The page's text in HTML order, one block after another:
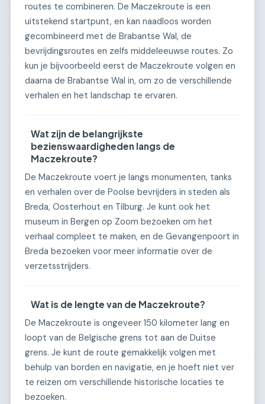
routes te combineren. De Maczekroute is een
uitstekend startpunt, en kan naadloos worden
gecombineerd met de Brabantse Wal, de
bevrijdingsroutes en zelfs middeleeuwse routes. Zo
kun je bijvoorbeeld eerst de Maczekroute volgen en
daarna de Brabantse Wal in, om zo de verschillende
verhalen en het landschap te ervaren.
Wat zijn de belangrijkste
bezienswaardigheden langs de
Maczekroute?
De Maczekroute voert je langs monumenten, tanks
en verhalen over de Poolse bevrijders in steden als
Breda, Oosterhout en Tilburg. Je kunt ook het
museum in Bergen op Zoom bezoeken om het
verhaal compleet te maken, en de Gevangenpoort in
Breda bezoeken voor meer informatie over de
verzetsstrijders.
Wat is de lengte van de Maczekroute?
De Maczekroute is ongeveer 150 kilometer lang en
loopt van de Belgische grens tot aan de Duitse
grens. Je kunt de route gemakkelijk volgen met
behulp van borden en navigatie, en je hoeft niet ver
te reizen om verschillende historische locaties te
bezoeken.